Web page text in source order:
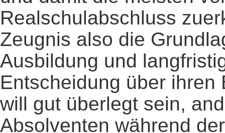
Realschulabschluss
Zeugnis also die
Ausbildung und
Entscheidung über
will gut überlegt sein,
Absolventen während